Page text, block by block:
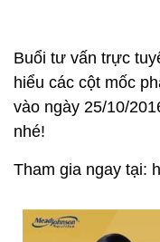
Buổi tư vấn trực
hiểu các cột mốc
vào ngày 25/10/
nhé!
Tham gia ngay tại: